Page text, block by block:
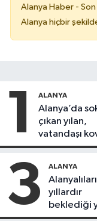
Alanya Haber -
Alanya hiçbir
1 ALANYA
Alanya’da
çıkan yılan,
vatandaşı
3 ALANYA
yıllardır
beklediği
askıdan